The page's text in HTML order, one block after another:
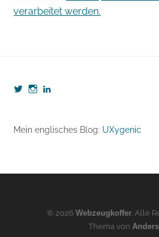
verarbeitet werden.
Profil
Twitter
anzeigen
Profil
Instagram
anzeigen
8190b5b7
Mein englisches Blog: UXygenic
© 2026 Webzeugkoffer. Alle
Thema von